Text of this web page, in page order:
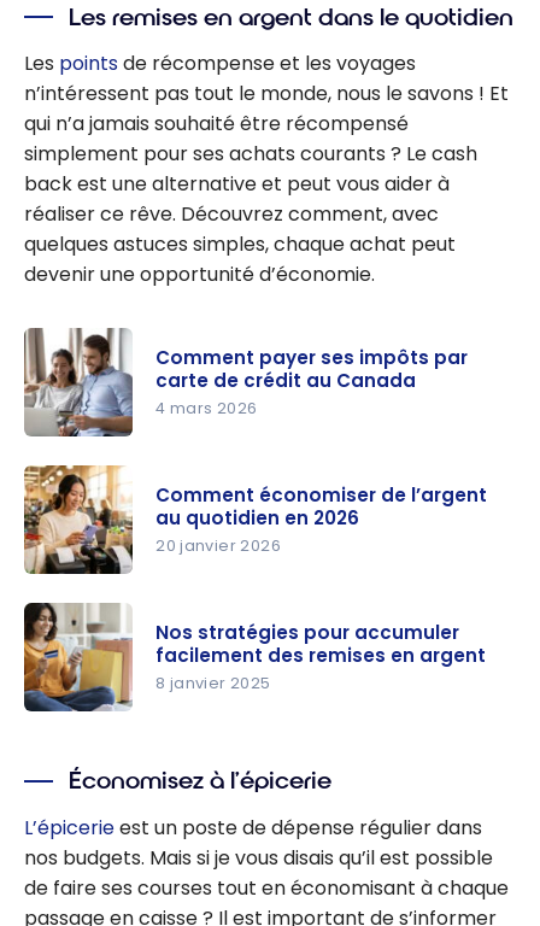
Les remises en argent dans le quotidien
Les pointsde récompense et les voyages
n’intéressent pas tout le monde, nous le savons ! Et
qui n’a jamais souhaité être récompensé
simplement pour ses achats courants ? Le cash
back est une alternative et peut vous aider à
réaliser ce rêve. Découvrez comment, avec
quelques astuces simples, chaque achat peut
devenir une opportunité d’économie.
payer ses
impôts par
carte de
crédit au
Canada
Comment payer ses impôts par
carte de crédit au Canada
4 mars 2026
économise
r de
l’argent au
quotidien
Comment économiser de l’argent
au quotidien en 2026
20 janvier 2026
pour
accumuler
facilement
des
remises en
Nos stratégies pour accumuler
facilement des remises en argent
8 janvier 2025
Économisez à l’épicerie
L’épicerieest un poste de dépense régulier dans
nos budgets. Mais si je vous disais qu’il est possible
de faire ses courses tout en économisant à chaque
passage en caisse ? Il est important de s’informer